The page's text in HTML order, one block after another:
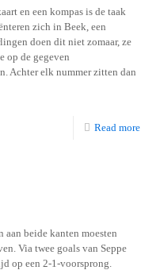
en een kompas is de taak
zich in Beek, een
doen dit niet zomaar, ze
op de gegeven
Achter elk nummer zitten dan
Read more
aan beide kanten moesten
Via twee goals van Seppe
op een 2-1-voorsprong.